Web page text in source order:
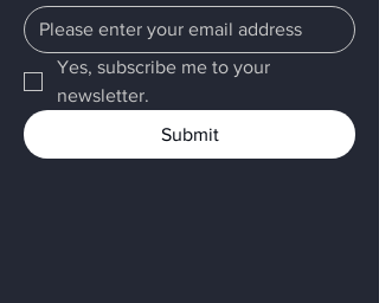
Yes, subscribe me to your
newsletter.
Submit